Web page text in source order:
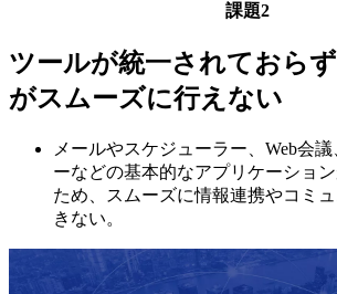
課題2
ツールが統一されておら
がスムーズに行えない
メールやスケジューラー、Web会
ーなどの基本的なアプリケーショ
ため、スムーズに情報連携やコミ
きない。